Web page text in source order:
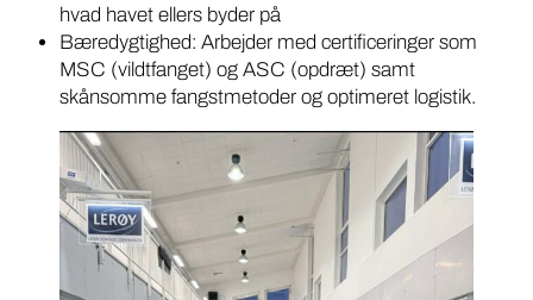
hvad havet ellers byder på
Bæredygtighed: Arbejder med certificeringer som
MSC (vildtfanget) og ASC (opdræt) samt
skånsomme fangstmetoder og optimeret logistik.